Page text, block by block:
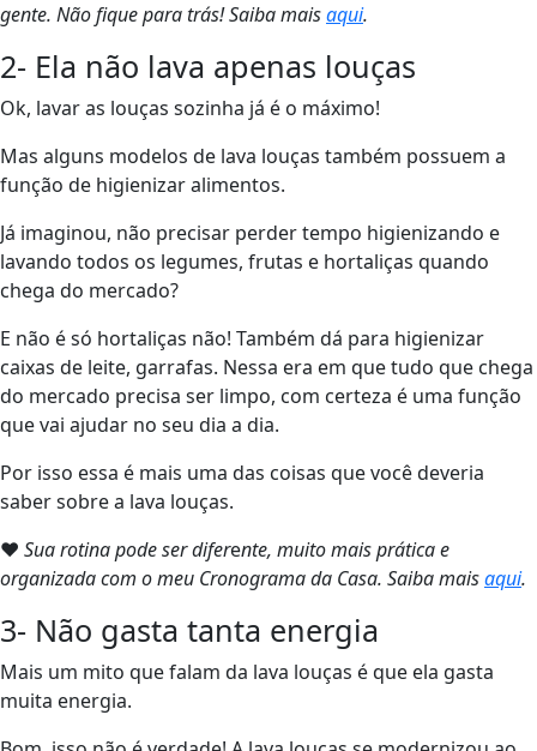
gente. Não fique para trás! Saiba maisaqui.
2- Ela não lava apenas louças
Ok, lavar as louças sozinha já é o máximo!
Mas alguns modelos de lava louças também possuem a
função de higienizar alimentos.
Já imaginou, não precisar perder tempo higienizando e
lavando todos os legumes, frutas e hortaliças quando
chega do mercado?
E não é só hortaliças não! Também dá para higienizar
caixas de leite, garrafas. Nessa era em que tudo que chega
do mercado precisa ser limpo, com certeza é uma função
que vai ajudar no seu dia a dia.
Por isso essa é mais uma das coisas que você deveria
saber sobre a lava louças.
❤ Sua rotina pode ser diferente, muito mais prática e
organizada com o meu Cronograma da Casa. Saiba maisaqui.
3- Não gasta tanta energia
Mais um mito que falam da lava louças é que ela gasta
muita energia.